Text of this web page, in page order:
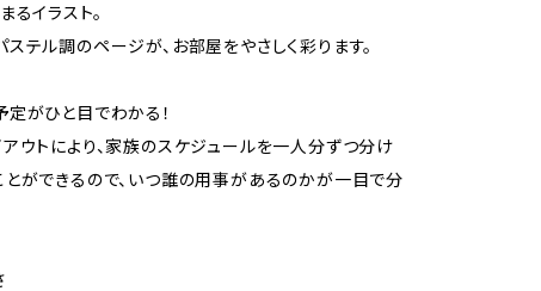
るイラスト。
テル調のページが、お部屋をやさしく彩ります。
がひと目でわかる！
ウトにより、家族のスケジュールを一人分ずつ分け
ができるので、いつ誰の用事があるのかが一目で分